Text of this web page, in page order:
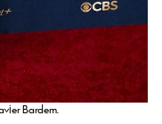
Bardem.